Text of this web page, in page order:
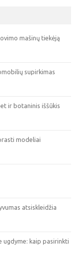
mašinų tiekėją
supirkimas
ir botaninis iššūkis
modeliai
atsiskleidžia
ugdyme: kaip pasirinkti